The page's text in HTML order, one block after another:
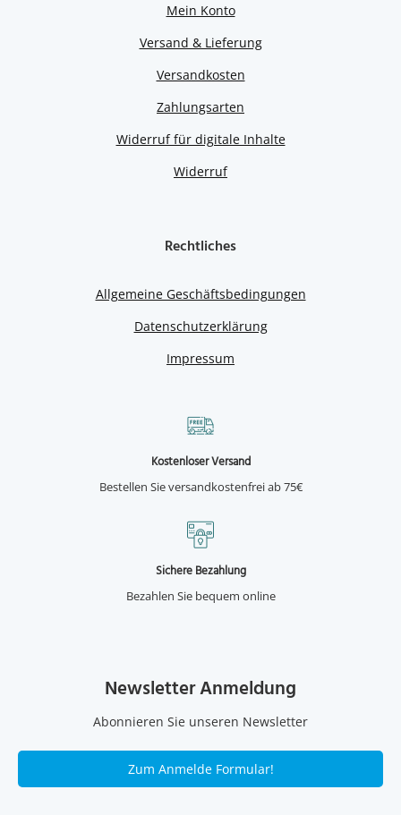
Mein Konto
Versand & Lieferung
Versandkosten
Zahlungsarten
Widerruf für digitale Inhalte
Widerruf
Rechtliches
Allgemeine Geschäftsbedingungen
Datenschutzerklärung
Impressum
Kostenloser Versand
Bestellen Sie versandkostenfrei ab 75€
Sichere Bezahlung
Bezahlen Sie bequem online
Newsletter Anmeldung
Abonnieren Sie unseren Newsletter
Zum Anmelde Formular!